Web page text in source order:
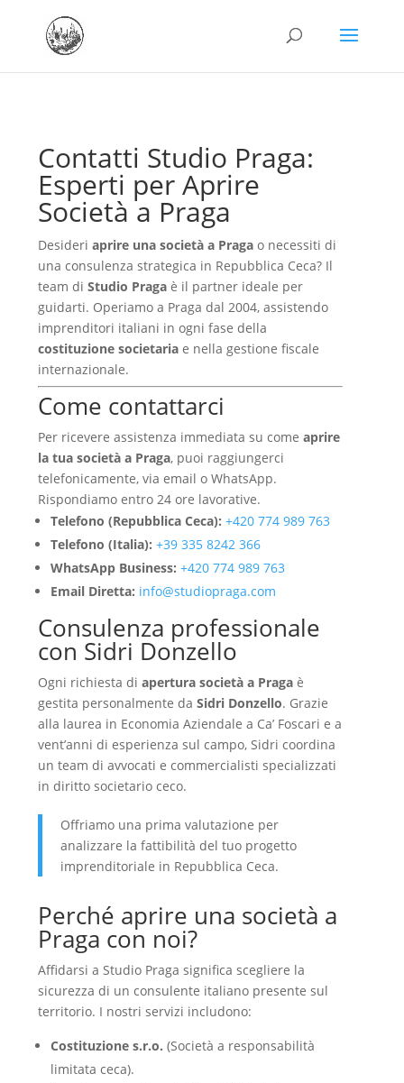
Contatti Studio Praga:
Esperti per Aprire
Società a Praga
Desideriaprire una società a Praga o necessiti di
una consulenza strategica in Repubblica Ceca? Il
team diStudio Praga è il partner ideale per
guidarti. Operiamo a Praga dal 2004, assistendo
imprenditori italiani in ogni fase della
costituzione societaria e nella gestione fiscale
internazionale.
Come contattarci
Per ricevere assistenza immediata su comeaprire
la tua società a Praga, puoi raggiungerci
telefonicamente, via email o WhatsApp.
Rispondiamo entro 24 ore lavorative.
Telefono (Repubblica Ceca): +420 774 989 763
Telefono (Italia): +39 335 8242 366
WhatsApp Business: +420 774 989 763
Email Diretta: info@studiopraga.com
Consulenza professionale
con Sidri Donzello
Ogni richiesta diapertura società a Praga è
gestita personalmente daSidri Donzello. Grazie
alla laurea in Economia Aziendale a Ca’ Foscari e a
vent’anni di esperienza sul campo, Sidri coordina
un team di avvocati e commercialisti specializzati
in diritto societario ceco.
Offriamo una prima valutazione per
analizzare la fattibilità del tuo progetto
imprenditoriale in Repubblica Ceca.
Perché aprire una società a
Praga con noi?
Affidarsi a Studio Praga significa scegliere la
sicurezza di un consulente italiano presente sul
territorio. I nostri servizi includono:
Costituzione s.r.o. (Società a responsabilità
limitata ceca).